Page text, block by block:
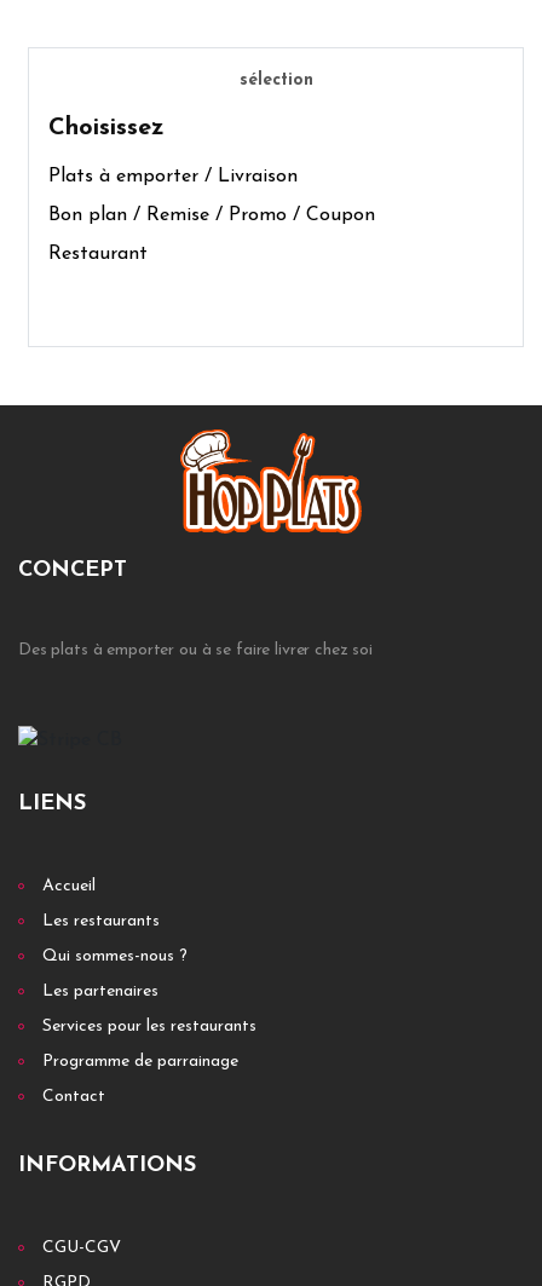
sélection
Choisissez
Plats à emporter / Livraison
Bon plan / Remise / Promo / Coupon
Restaurant
CONCEPT
Des plats à emporter ou à se faire livrer chez soi
LIENS
Accueil
Les restaurants
Qui sommes-nous ?
Les partenaires
Services pour les restaurants
Programme de parrainage
Contact
INFORMATIONS
CGU-CGV